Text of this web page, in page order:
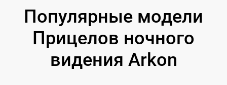
Популярные модели
Прицелов ночного
видения Arkon